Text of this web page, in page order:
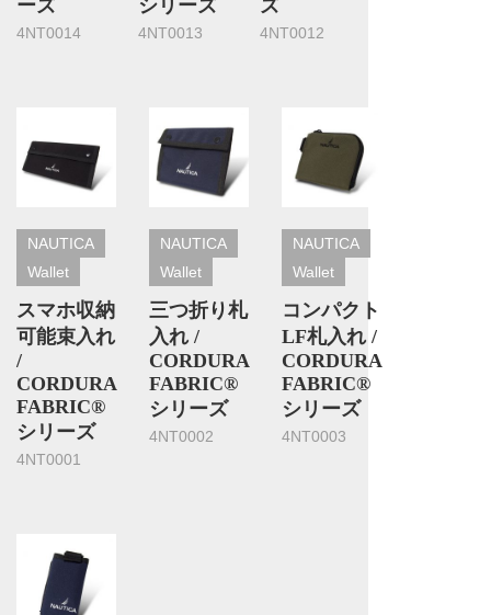
ーズ
4NT0014
シリーズ
4NT0013
ズ
4NT0012
NAUTICA
Wallet
スマホ収納
可能束入れ
/
CORDURA
FABRIC®
シリーズ
4NT0001
NAUTICA
Wallet
三つ折り札
入れ /
CORDURA
FABRIC®
シリーズ
4NT0002
NAUTICA
Wallet
コンパクト
LF札入れ /
CORDURA
FABRIC®
シリーズ
4NT0003